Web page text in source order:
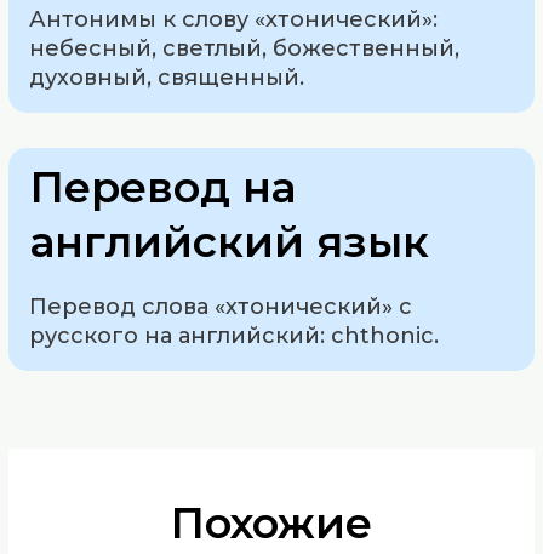
Антонимы к слову «хтонический»:
небесный, светлый, божественный,
духовный, священный.
Перевод на
английский язык
Перевод слова «хтонический» с
русского на английский: chthonic.
Похожие